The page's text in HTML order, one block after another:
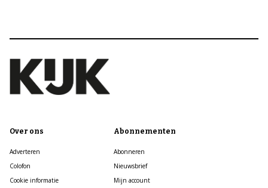
Over ons
Adverteren
Colofon
Cookie informatie
Abonnementen
Abonneren
Nieuwsbrief
Mijn account